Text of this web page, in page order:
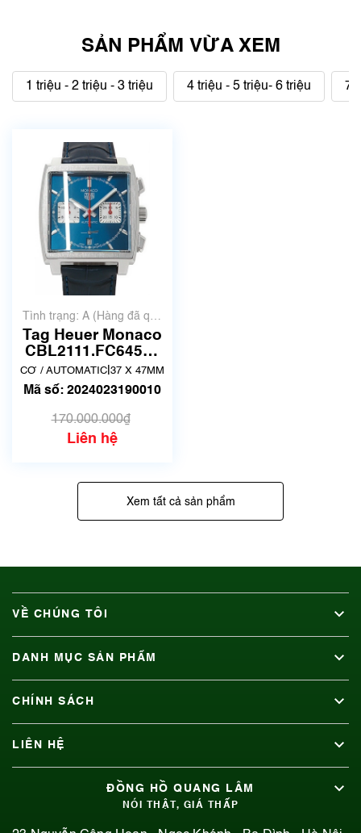
SẢN PHẨM VỪA XEM
1 triệu - 2 triệu - 3 triệu 4 triệu - 5 triệu- 6 triệu 7
Tình trạng: A (Hàng đã qua
sử dụng nhưng rất đẹp,
không có xước)
Tag Heuer Monaco
CBL2111.FC6453 |
Đã qua sử dụng
lướt
CƠ / AUTOMATIC 37 X 47MM
Mã số: 2024023190010
170.000.000₫
Liên hệ
Xem tất cả sản phẩm
VỀ CHÚNG TÔI
DANH MỤC SẢN PHẨM
CHÍNH SÁCH
LIÊN HỆ
ĐỒNG HỒ QUANG LÂM
NÓI THẬT, GIÁ THẤP